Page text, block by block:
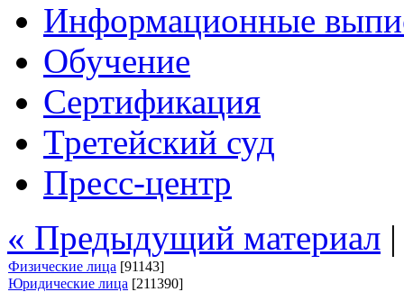
Информационные
Обучение
Сертификация
Третейский суд
Пресс-центр
« Предыдущий материал
Физические лица [91143]
Юридические лица [211390]